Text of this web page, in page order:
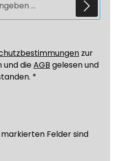
zur
und dieAGB gelesen und
*
Felder sind